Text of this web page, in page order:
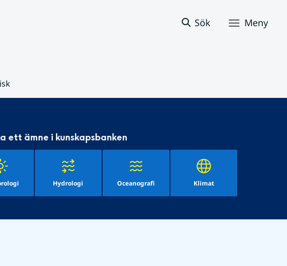
Sök Meny
ett ämne i kunskapsbanken
Hydrologi Oceanografi Klimat